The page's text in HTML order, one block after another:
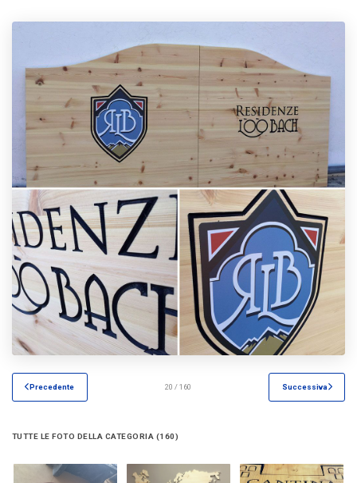
Precedente 20 / 160 Successiva
TUTTE LE FOTO DELLA CATEGORIA (160)